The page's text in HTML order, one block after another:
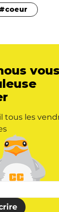
coeur
tous les